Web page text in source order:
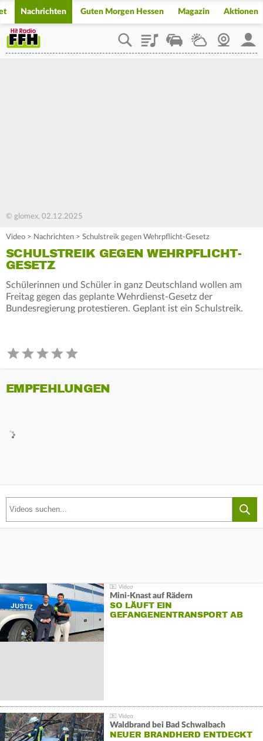
Nachrichten Guten Morgen Hessen Magazin Aktionen
PlaylistStaupilotWetterWebcam
© glomex, 02.12.2025
Video > Nachrichten > Schulstreik gegen Wehrpflicht-Gesetz
SCHULSTREIK GEGEN WEHRPFLICHT-
GESETZ
Schülerinnen und Schüler in ganz Deutschland wollen am
Freitag gegen das geplante Wehrdienst-Gesetz der
Bundesregierung protestieren. Geplant ist ein Schulstreik.
EMPFEHLUNGEN
Mini-Knast auf Rädern
SO LÄUFT EIN
GEFANGENENTRANSPORT AB
Waldbrand bei Bad Schwalbach
NEUER BRANDHERD ENTDECKT